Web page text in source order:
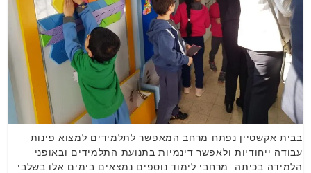
בבית אקשטיין נפתח מרחב המאפשר לתלמידים למצוא פינות
עבודה ייחודיות ולאפשר דינמיות בתנועת התלמידים ובאופני
הלמידה בכיתה. מרחבי לימוד נוספים נמצאים בימים אלו בשלבי